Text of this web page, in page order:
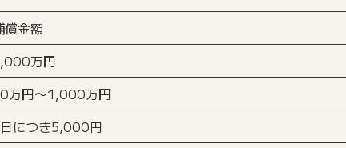
償金額
万円
万円〜1,000万円
につき5,000円